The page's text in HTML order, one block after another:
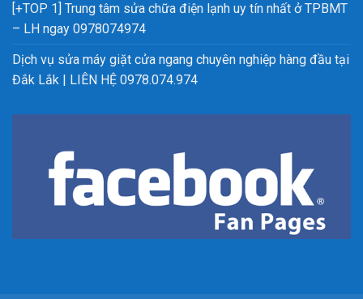
[+TOP 1] Trung tâm sửa chữa điện lạnh uy tín nhất ở TPBMT
– LH ngay 0978074974
Dịch vụ sửa máy giặt cửa ngang chuyên nghiệp hàng đầu tại
Đắk Lắk | LIÊN HỆ 0978.074.974